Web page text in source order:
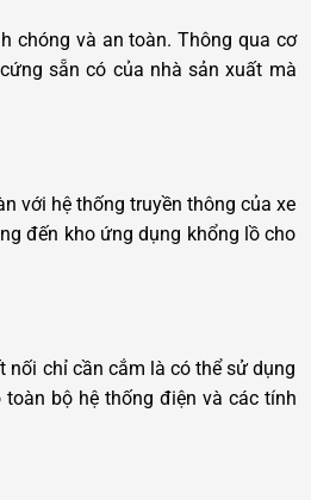
chóng và an toàn. Thông qua cơ
sẵn có của nhà sản xuất mà
với hệ thống truyền thông của xe
đến kho ứng dụng khổng lồ cho
nối chỉ cần cắm là có thể sử dụng
bộ hệ thống điện và các tính